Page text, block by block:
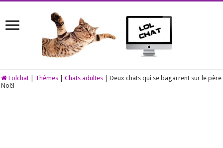
Lolchat Thèmes Chats adultes
Deux chats qui se bagarrent sur le père
Noël